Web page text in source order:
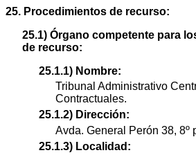
25. Procedimientos de recurso:
25.1) Órgano competente para
de recurso:
25.1.1) Nombre:
Tribunal Administrativo
Contractuales.
25.1.2) Dirección:
Avda. General Perón 38, 8º
25.1.3) Localidad: